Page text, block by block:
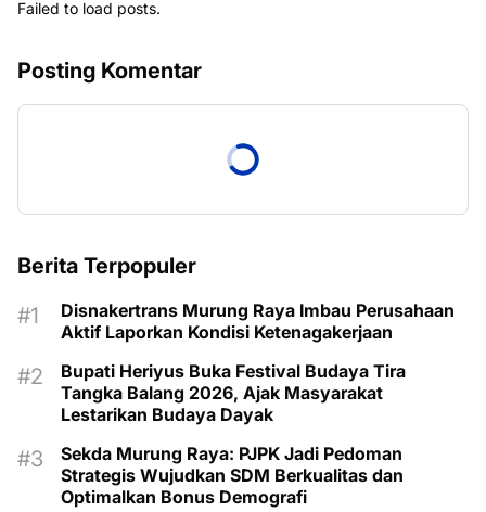
Failed to load posts.
Posting Komentar
Berita Terpopuler
Disnakertrans Murung Raya Imbau Perusahaan
Aktif Laporkan Kondisi Ketenagakerjaan
Bupati Heriyus Buka Festival Budaya Tira
Tangka Balang 2026, Ajak Masyarakat
Lestarikan Budaya Dayak
Sekda Murung Raya: PJPK Jadi Pedoman
Strategis Wujudkan SDM Berkualitas dan
Optimalkan Bonus Demografi